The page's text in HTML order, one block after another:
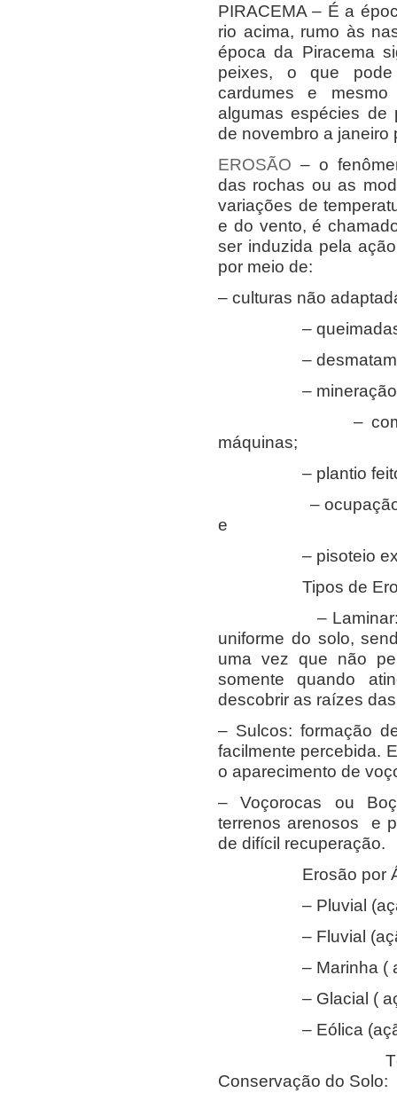
PIRACEMA – É a
rio acima, rumo às
época da Piracema
peixes, o que pode
cardumes e
algumas espécies de
de novembro a janeiro
EROSÃO – o
das rochas ou as
variações de
e do vento, é
ser induzida pela
por meio de:
– culturas não
–
–
–
–
máquinas;
– plantio feito de
– ocupação
e
– pisoteio
Tipos de
– Laminar:
uniforme do solo,
uma vez que não
somente quando
descobrir as raízes
– Sulcos: formação
facilmente percebida.
o aparecimento de
– Voçorocas ou
terrenos arenosos e
de difícil recuperação.
Erosão por
– Pluvial (ação
– Fluvial (ação
– Marinha (
– Glacial (
– Eólica (ação
Técnicas
Conservação do Solo: